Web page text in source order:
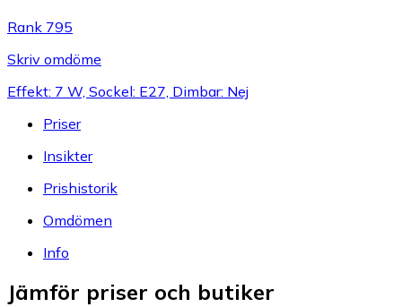
Rank 795
Skriv omdöme
Effekt: 7 W, Sockel: E27, Dimbar: Nej
Priser
Insikter
Prishistorik
Omdömen
Info
Jämför priser och butiker